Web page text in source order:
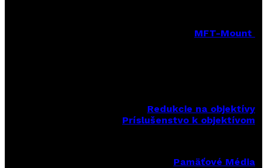
MFT-Mount
Redukcie na objektívy
Príslušenstvo k objektívom
Pamäťové Média